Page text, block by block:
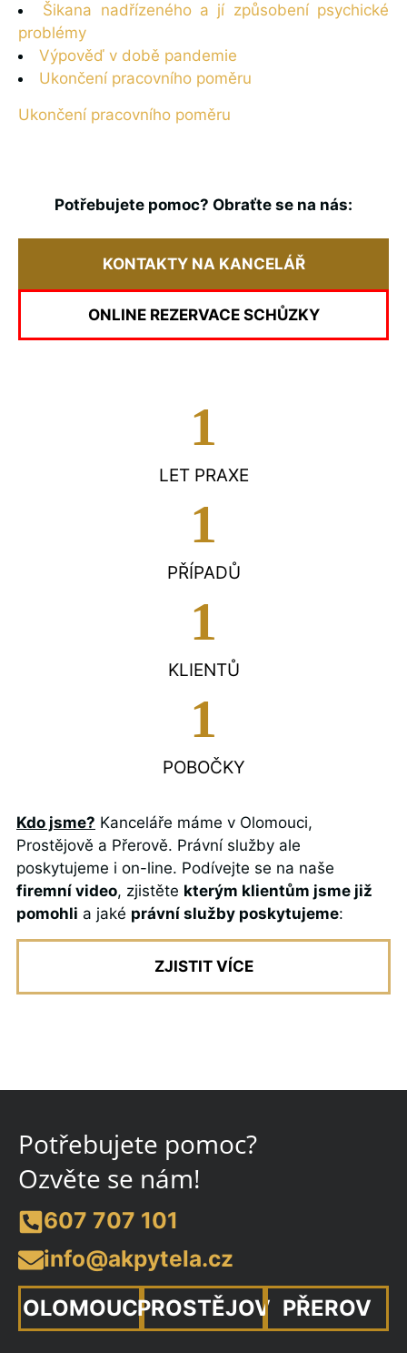
Šikana nadřízeného a jí způsobení psychické
problémy
Výpověď v době pandemie
Ukončení pracovního poměru
Ukončení pracovního poměru
Potřebujete pomoc? Obraťte se na nás:
KONTAKTY NA KANCELÁŘ
ONLINE REZERVACE SCHŮZKY
LET PRAXE
1
PŘÍPADŮ
1
KLIENTŮ
1
POBOČKY
1
Kdo jsme? Kanceláře máme v Olomouci,
Prostějově a Přerově. Právní služby ale
poskytujeme i on-line. Podívejte se na naše
firemní video, zjistěte kterým klientům jsme již
pomohli a jaké právní služby poskytujeme:
ZJISTIT VÍCE
Potřebujete pomoc?
Ozvěte se nám!
607 707 101
info@akpytela.cz
OLOMOUCPROSTĚJOV PŘEROV